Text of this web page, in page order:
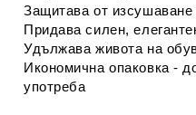
Защитава от изсушаване
Придава силен,
Удължава живота на
Икономична опаковка -
употреба